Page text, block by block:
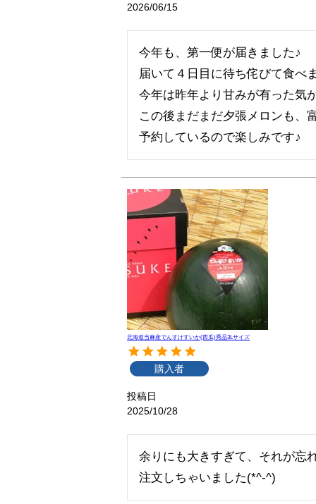
2026/06/15
今年も、第一便が届きました♪
届いて４日目に待ち侘びて食べ
今年は昨年より甘みが有った気
この後まだまだ夕張メロンも、
予約しているので楽しみです♪
北海道当麻産でんすけすいか(西瓜)秀品3Lサイズ
購入者
投稿日
2025/10/28
余りにも大きすぎて、それが忘
注文しちゃいました(*^-^)